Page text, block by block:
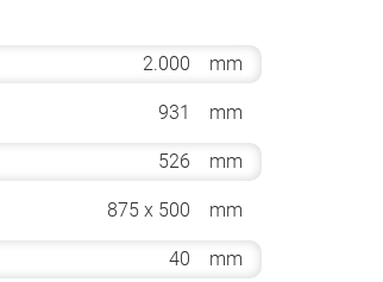
2.000 mm
931 mm
526 mm
875 x 500 mm
40 mm